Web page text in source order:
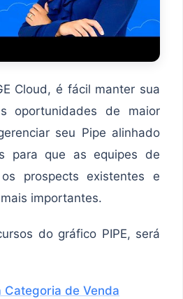
Cloud, é fácil manter sua
oportunidades de maior
seu Pipe alinhado
para que as equipes de
prospects existentes e
importantes.
do gráfico PIPE, será
Categoria de Venda